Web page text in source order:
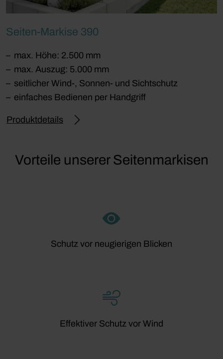
Seiten-Markise 390
max. Höhe: 2.500 mm
max. Auszug: 5.000 mm
seitlicher Wind-, Sonnen- und Sichtschutz
einfaches Bedienen per Handgriff
Produktdetails
Vorteile unserer Seitenmarkisen
Schutz vor neugierigen Blicken
Effektiver Schutz vor Wind